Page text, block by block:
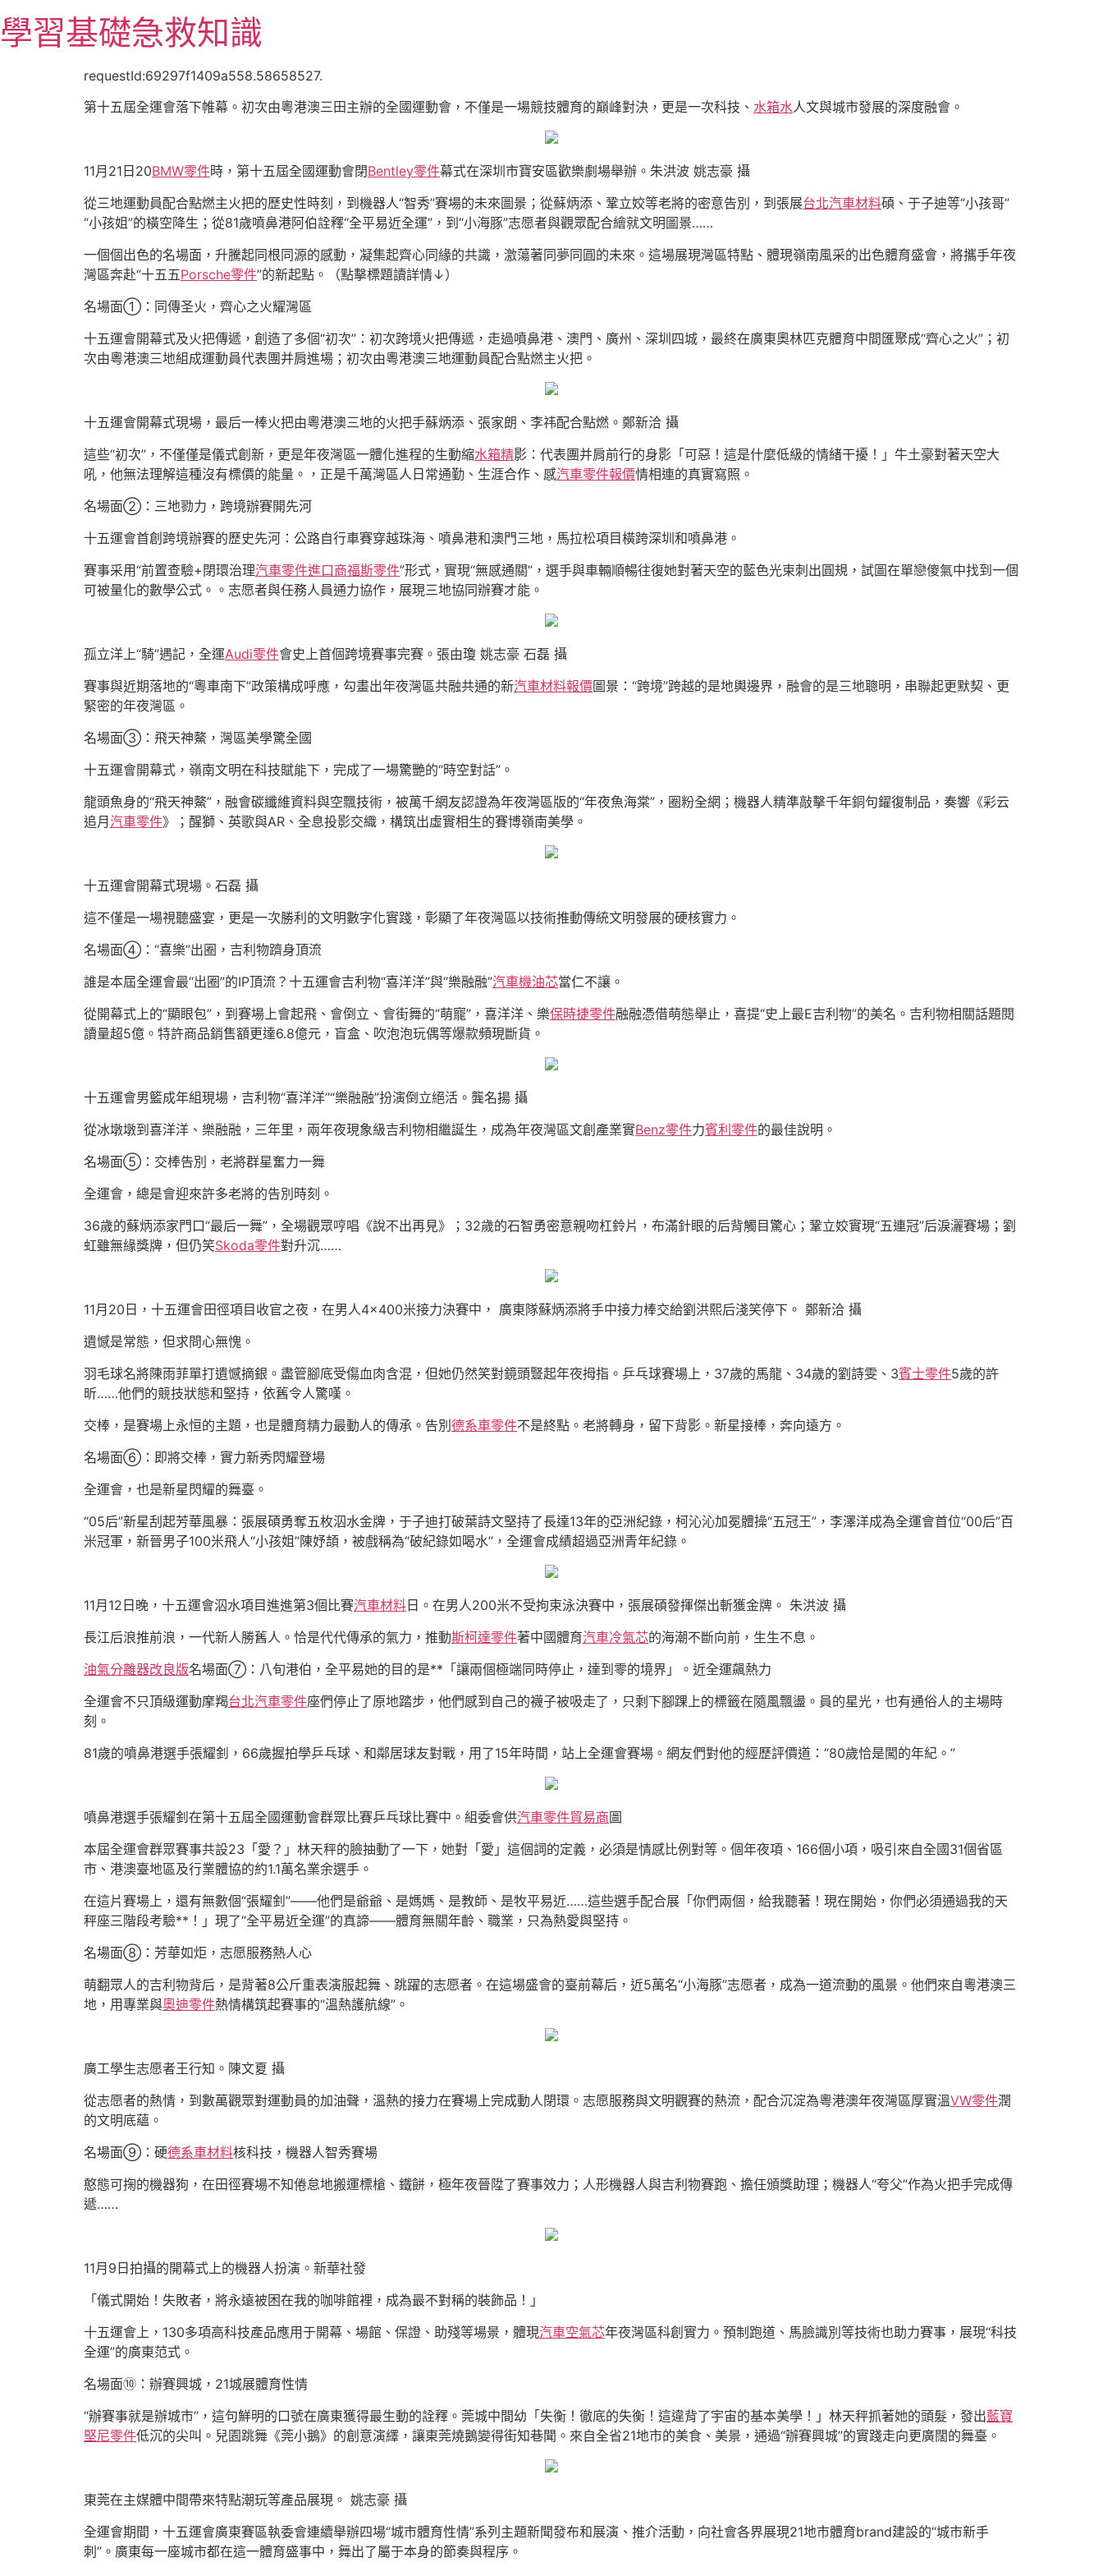
至
主
學習基礎急救知識
requestId:69297f1409a558.58658527.
第十五屆全運會落下帷幕。初次由粵港澳三田主辦的全國運動會，不僅是一場競技體育的巔峰對決，更是一次科技、 水箱水人文與城市發展的深度融會。
11月21日20BMW零件時，第十五屆全國運動會閉Bentley零件幕式在深圳市寶安區歡樂劇場舉辦。朱洪波 姚志豪 攝
從三地運動員配合點燃主火把的歷史性時刻，到機器人“智秀”賽場的未來圖景；從蘇炳添、鞏立姣等老將的密意告別，到張展台北汽車材料碩、于子迪等“小孩哥”
“小孩姐”的橫空降生；從81歲噴鼻港阿伯詮釋“全平易近全運”，到“小海豚”志愿者與觀眾配合繪就文明圖景……
一個個出色的名場面，升騰起同根同源的感動，凝集起齊心同緣的共識，激蕩著同夢同圓的未來。這場展現灣區特點、體現嶺南風采的出色體育盛會，將攜手年夜
灣區奔赴“十五五Porsche零件”的新起點。（點擊標題讀詳情↓）
名場面①：同傳圣火，齊心之火耀灣區
十五運會開幕式及火把傳遞，創造了多個“初次”：初次跨境火把傳遞，走過噴鼻港、澳門、廣州、深圳四城，最終在廣東奧林匹克體育中間匯聚成“齊心之火”；初
次由粵港澳三地組成運動員代表團并肩進場；初次由粵港澳三地運動員配合點燃主火把。
十五運會開幕式現場，最后一棒火把由粵港澳三地的火把手蘇炳添、張家朗、李祎配合點燃。鄭新洽 攝
這些“初次”，不僅僅是儀式創新，更是年夜灣區一體化進程的生動縮水箱精影：代表團并肩前行的身影「可惡！這是什麼低級的情緒干擾！」牛土豪對著天空大
吼，他無法理解這種沒有標價的能量。，正是千萬灣區人日常通勤、生涯合作、感汽車零件報價情相連的真實寫照。
名場面②：三地勠力，跨境辦賽開先河
十五運會首創跨境辦賽的歷史先河：公路自行車賽穿越珠海、噴鼻港和澳門三地，馬拉松項目橫跨深圳和噴鼻港。
賽事采用“前置查驗+閉環治理汽車零件進口商福斯零件”形式，實現“無感通關”，選手與車輛順暢往復她對著天空的藍色光束刺出圓規，試圖在單戀傻氣中找到一個
可被量化的數學公式。。志愿者與任務人員通力協作，展現三地協同辦賽才能。
孤立洋上“騎”遇記，全運Audi零件會史上首個跨境賽事完賽。張由瓊 姚志豪 石磊 攝
賽事與近期落地的“粵車南下”政策構成呼應，勾畫出年夜灣區共融共通的新汽車材料報價圖景：“跨境”跨越的是地輿邊界，融會的是三地聰明，串聯起更默契、更
緊密的年夜灣區。
名場面③：飛天神鰲，灣區美學驚全國
十五運會開幕式，嶺南文明在科技賦能下，完成了一場驚艷的“時空對話”。
龍頭魚身的“飛天神鰲”，融會碳纖維資料與空飄技術，被萬千網友認證為年夜灣區版的“年夜魚海棠”，圈粉全網；機器人精準敲擊千年銅句鑃復制品，奏響《彩云
追月 汽車零件》；醒獅、英歌與AR、全息投影交織，構筑出虛實相生的賽博嶺南美學。
十五運會開幕式現場。石磊 攝
這不僅是一場視聽盛宴，更是一次勝利的文明數字化實踐，彰顯了年夜灣區以技術推動傳統文明發展的硬核實力。
名場面④：“喜樂”出圈，吉利物躋身頂流
誰是本屆全運會最“出圈”的IP頂流？十五運會吉利物“喜洋洋”與“樂融融”汽車機油芯當仁不讓。
從開幕式上的“顯眼包”，到賽場上會起飛、會倒立、會街舞的“萌寵”，喜洋洋、樂保時捷零件融融憑借萌態舉止，喜提“史上最E吉利物”的美名。吉利物相關話題閱
讀量超5億。特許商品銷售額更達6.8億元，盲盒、吹泡泡玩偶等爆款頻現斷貨。
十五運會男籃成年組現場，吉利物“喜洋洋”“樂融融”扮演倒立絕活。龔名揚 攝
從冰墩墩到喜洋洋、樂融融，三年里，兩年夜現象級吉利物相繼誕生，成為年夜灣區文創產業實Benz零件力賓利零件的最佳說明。
名場面⑤：交棒告別，老將群星奮力一舞
全運會，總是會迎來許多老將的告別時刻。
36歲的蘇炳添家門口“最后一舞”，全場觀眾哼唱《說不出再見》；32歲的石智勇密意親吻杠鈴片，布滿針眼的后背觸目驚心；鞏立姣實現“五連冠”后淚灑賽場；劉
虹雖無緣獎牌，但仍笑Skoda零件對升沉……
11月20日，十五運會田徑項目收官之夜，在男人4×400米接力決賽中， 廣東隊蘇炳添將手中接力棒交給劉洪熙后淺笑停下。 鄭新洽 攝
遺憾是常態，但求問心無愧。
羽毛球名將陳雨菲單打遺憾摘銀。盡管腳底受傷血肉含混，但她仍然笑對鏡頭豎起年夜拇指。乒乓球賽場上，37歲的馬龍、34歲的劉詩雯、3賓士零件5歲的許
昕……他們的競技狀態和堅持，依舊令人驚嘆。
交棒，是賽場上永恒的主題，也是體育精力最動人的傳承。告別 德系車零件不是終點。老將轉身，留下背影。新星接棒，奔向遠方。
名場面⑥：即將交棒，實力新秀閃耀登場
全運會，也是新星閃耀的舞臺。
“05后”新星刮起芳華風暴：張展碩勇奪五枚泅水金牌，于子迪打破葉詩文堅持了長達13年的亞洲紀錄，柯沁沁加冕體操“五冠王”，李澤洋成為全運會首位“00后”百
米冠軍，新晉男子100米飛人“小孩姐”陳妤頡，被戲稱為“破紀錄如喝水”，全運會成績超過亞洲青年紀錄。
11月12日晚，十五運會泅水項目進進第3個比賽汽車材料 日。在男人200米不受拘束泳決賽中，張展碩發揮傑出斬獲金牌。 朱洪波 攝
長江后浪推前浪，一代新人勝舊人。恰是代代傳承的氣力，推動斯柯達零件著中國體育汽車冷氣芯的海潮不斷向前，生生不息。
油氣分離器改良版名場面⑦：八旬港伯，全平易她的目的是**「讓兩個極端同時停止，達到零的境界」。近全運飆熱力
全運會不只頂級運動摩羯台北汽車零件座們停止了原地踏步，他們感到自己的襪子被吸走了，只剩下腳踝上的標籤在隨風飄盪。員的星光，也有通俗人的主場時
刻。
81歲的噴鼻港選手張耀釗，66歲握拍學乒乓球、和鄰居球友對戰，用了15年時間，站上全運會賽場。網友們對他的經歷評價道：“80歲恰是闖的年紀。”
噴鼻港選手張耀釗在第十五屆全國運動會群眾比賽乒乓球比賽中。組委會供汽車零件貿易商圖
本屆全運會群眾賽事共設23「愛？」林天秤的臉抽動了一下，她對「愛」這個詞的定義，必須是情感比例對等。個年夜項、166個小項，吸引來自全國31個省區
市、港澳臺地區及行業體協的約1.1萬名業余選手。
在這片賽場上，還有無數個“張耀釗”——他們是爺爺、是媽媽、是教師、是牧平易近……這些選手配合展「你們兩個，給我聽著！現在開始，你們必須通過我的天
秤座三階段考驗**！」現了“全平易近全運”的真諦——體育無關年齡、職業，只為熱愛與堅持。
名場面⑧：芳華如炬，志愿服務熱人心
萌翻眾人的吉利物背后，是背著8公斤重表演服起舞、跳躍的志愿者。在這場盛會的臺前幕后，近5萬名“小海豚”志愿者，成為一道流動的風景。他們來自粵港澳三
地，用專業與奧迪零件熱情構筑起賽事的“溫熱護航線”。
廣工學生志愿者王行知。陳文夏 攝
從志愿者的熱情，到數萬觀眾對運動員的加油聲，溫熱的接力在賽場上完成動人閉環。志愿服務與文明觀賽的熱流，配合沉淀為粵港澳年夜灣區厚實溫VW零件潤
的文明底蘊。
名場面⑨：硬德系車材料核科技，機器人智秀賽場
憨態可掬的機器狗，在田徑賽場不知倦怠地搬運標槍、鐵餅，極年夜晉陞了賽事效力；人形機器人與吉利物賽跑、擔任頒獎助理；機器人“夸父”作為火把手完成傳
遞……
11月9日拍攝的開幕式上的機器人扮演。新華社發
「儀式開始！失敗者，將永遠被困在我的咖啡館裡，成為最不對稱的裝飾品！」
十五運會上，130多項高科技產品應用于開幕、場館、保證、助殘等場景，體現汽車空氣芯年夜灣區科創實力。預制跑道、馬臉識別等技術也助力賽事，展現“科技
全運”的廣東范式。
名場面⑩：辦賽興城，21城展體育性情
“辦賽事就是辦城市”，這句鮮明的口號在廣東獲得最生動的詮釋。莞城中間幼「失衡！徹底的失衡！這違背了宇宙的基本美學！」林天秤抓著她的頭髮，發出藍寶
堅尼零件低沉的尖叫。兒園跳舞《莞小鵝》的創意演繹，讓東莞燒鵝變得街知巷聞。來自全省21地市的美食、美景，通過“辦賽興城”的實踐走向更廣闊的舞臺。
東莞在主媒體中間帶來特點潮玩等產品展現。 姚志豪 攝
全運會期間，十五運會廣東賽區執委會連續舉辦四場“城市體育性情”系列主題新聞發布和展演、推介活動，向社會各界展現21地市體育brand建設的“城市新手
刺”。廣東每一座城市都在這一體育盛事中，舞出了屬于本身的節奏與程序。